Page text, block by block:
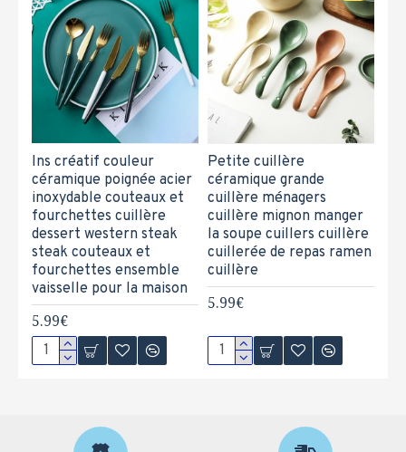
Ins créatif couleur
céramique poignée acier
inoxydable couteaux et
fourchettes cuillère
dessert western steak
steak couteaux et
fourchettes ensemble
vaisselle pour la maison
5.99€
Petite cuillère
céramique grande
cuillère ménagers
cuillère mignon manger
la soupe cuillers cuillère
cuillerée de repas ramen
cuillère
5.99€